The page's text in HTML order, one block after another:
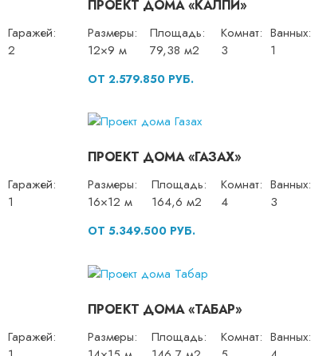
Гаражей:
2
ПРОЕКТ ДОМА «КАЛПИ»
Размеры:
12×9 м
Площадь:
79,38 м2
Комнат:
3
Ванных:
1
ОТ 2.579.850 РУБ.
Гаражей:
1
ПРОЕКТ ДОМА «ГАЗАХ»
Размеры:
16×12 м
Площадь:
164,6 м2
Комнат:
4
Ванных:
3
ОТ 5.349.500 РУБ.
Гаражей:
ПРОЕКТ ДОМА «ТАБАР»
Размеры:
Площадь:
Комнат: Ванных: